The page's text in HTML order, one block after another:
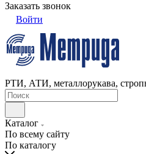
Заказать звонок
Войти
РТИ, АТИ, металлорукава,
Каталог
По всему сайту
По каталогу